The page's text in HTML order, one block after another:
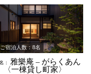
宿泊人数：8名
：
雅樂庵 – がらくあん
〈一棟貸し町家〉